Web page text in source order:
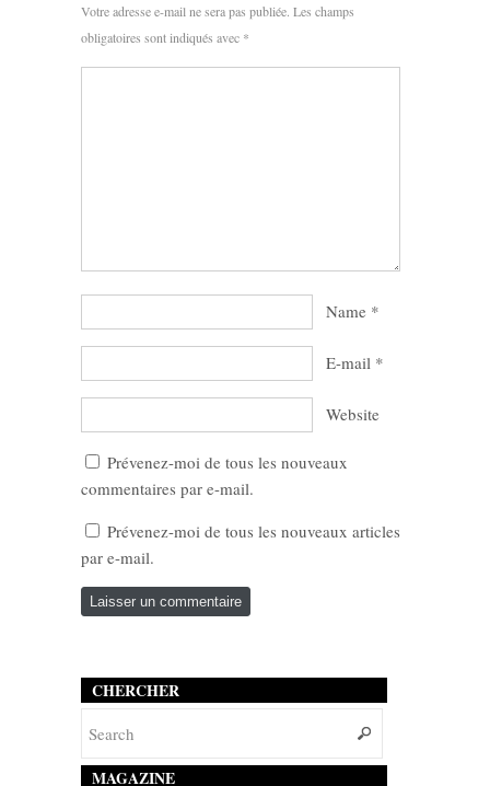
Votre adresse e-mail ne sera pas publiée. Les champs
obligatoires sont indiqués avec *
Name *
E-mail *
Website
Prévenez-moi de tous les nouveaux
commentaires par e-mail.
Prévenez-moi de tous les nouveaux articles
par e-mail.
CHERCHER
MAGAZINE